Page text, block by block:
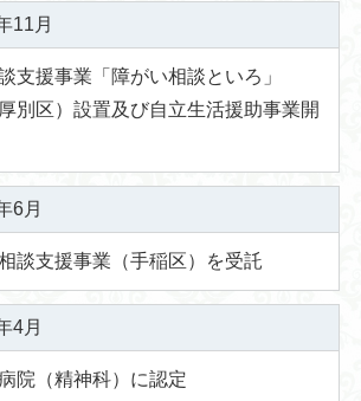
11月
支援事業「障がい相談といろ」
別区）設置及び自立生活援助事業開
6月
談支援事業（手稲区）を受託
4月
院（精神科）に認定